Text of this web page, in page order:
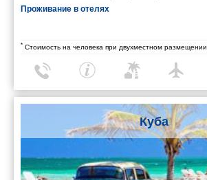
Проживание в отелях
* Стоимость на человека при двухместном размещении
Куба